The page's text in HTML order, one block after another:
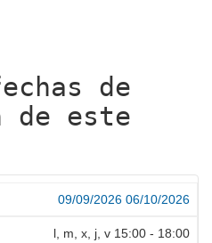
de
de este
09/09/2026 06/10/2026
l, m, x, j, v 15:00 - 18:00